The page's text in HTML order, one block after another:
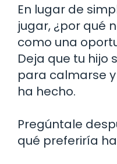
En lugar de
jugar, ¿por qué
como una
Deja que tu hijo
para calmarse
ha hecho.
Pregúntale
qué preferiría